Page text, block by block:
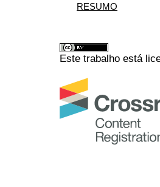
RESUMO
Este trabalho está